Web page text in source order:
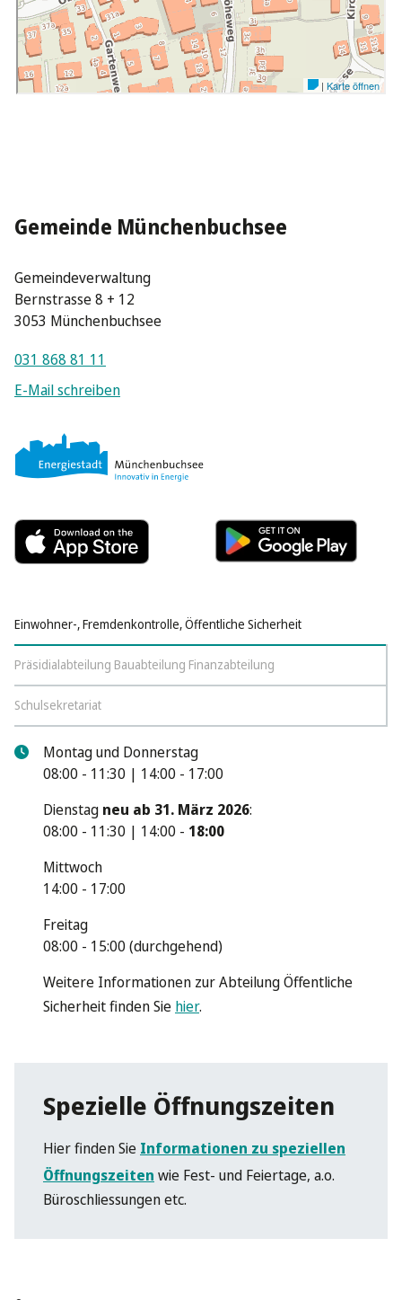
Gemeinde Münchenbuchsee
Gemeindeverwaltung
Bernstrasse 8 + 12
3053 Münchenbuchsee
031 868 81 11
E-Mail schreiben
Einwohner-, Fremdenkontrolle, Öffentliche Sicherheit
Präsidialabteilung Bauabteilung Finanzabteilung
Schulsekretariat
Montag und Donnerstag
08:00 - 11:30 | 14:00 - 17:00
Dienstag neu ab 31. März 2026:
08:00 - 11:30 | 14:00 - 18:00
Mittwoch
14:00 - 17:00
Freitag
08:00 - 15:00 (durchgehend)
Weitere Informationen zur Abteilung Öffentliche
Sicherheit finden Sie hier.
Spezielle Öffnungszeiten
Hier finden Sie Informationen zu speziellen
Öffnungszeiten wie Fest- und Feiertage, a.o.
Büroschliessungen etc.